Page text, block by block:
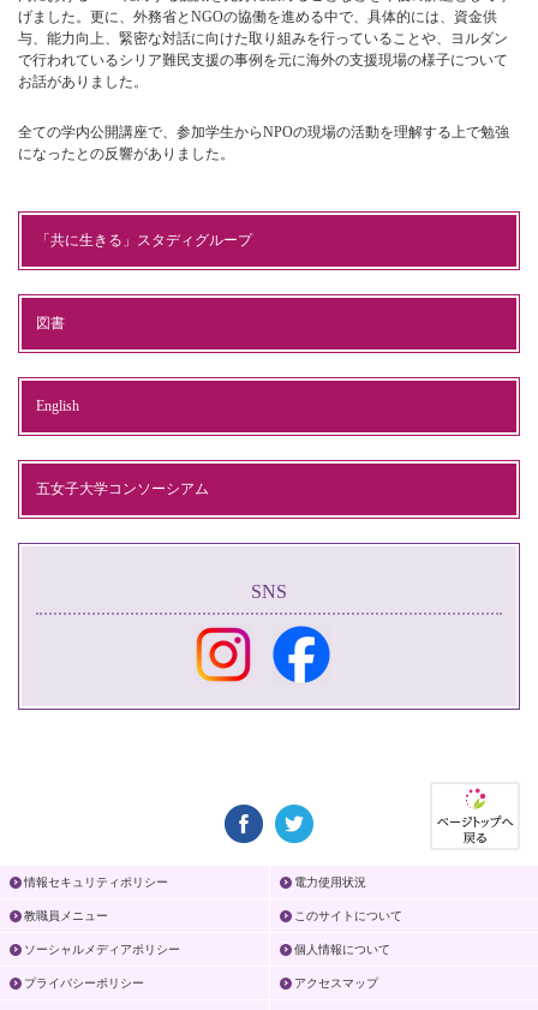
げました。更に、外務省とNGOの協働を進める中で、具体的には、資金供
与、能力向上、緊密な対話に向けた取り組みを行っていることや、ヨルダン
で行われているシリア難民支援の事例を元に海外の支援現場の様子について
お話がありました。
全ての学内公開講座で、参加学生からNPOの現場の活動を理解する上で勉強
になったとの反響がありました。
「共に生きる」スタディグループ
図書
English
五女子大学コンソーシアム
SNS
情報セキュリティポリシー 電力使用状況
教職員メニュー このサイトについて
ソーシャルメディアポリシー 個人情報について
プライバシーポリシー アクセスマップ